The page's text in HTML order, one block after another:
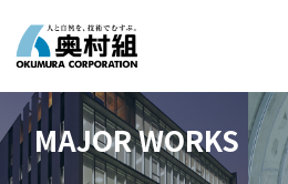
MAJOR WORKS